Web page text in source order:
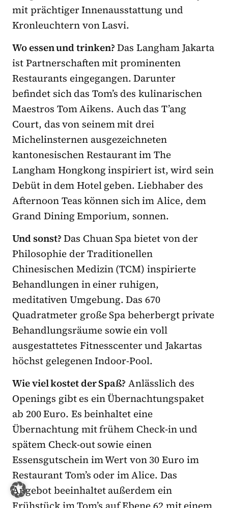
mit prächtiger Innenausstattung und
Kronleuchtern von Lasvi.
Wo essen und trinken?Das Langham Jakarta
ist Partnerschaften mit prominenten
Restaurants eingegangen. Darunter
befindet sich das Tom’s des kulinarischen
Maestros Tom Aikens. Auch das T’ang
Court, das von seinem mit drei
Michelinsternen ausgezeichneten
kantonesischen Restaurant im The
Langham Hongkong inspiriert ist, wird sein
Debüt in dem Hotel geben. Liebhaber des
Afternoon Teas können sich im Alice, dem
Grand Dining Emporium, sonnen.
Und sonst?Das Chuan Spa bietet von der
Philosophie der Traditionellen
Chinesischen Medizin (TCM) inspirierte
Behandlungen in einer ruhigen,
meditativen Umgebung. Das 670
Quadratmeter große Spa beherbergt private
Behandlungsräume sowie ein voll
ausgestattetes Fitnesscenter und Jakartas
höchst gelegenen Indoor-Pool.
Wie viel kostet der Spaß? Anlässlich des
Openings gibt es ein Übernachtungspaket
ab 200 Euro. Es beinhaltet eine
Übernachtung mit frühem Check-in und
spätem Check-out sowie einen
Essensgutschein im Wert von 30 Euro im
Restaurant Tom’s oder im Alice. Das
Angebot beeinhaltet außerdem ein